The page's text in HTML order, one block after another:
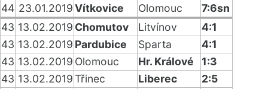
44 23.01.2019Vítkovice Olomouc
7:6sn
43 13.02.2019 Chomutov Litvínov
4:1
43 13.02.2019 Pardubice Sparta
4:1
43 13.02.2019 Olomouc Hr. Králové
1:3
43 13.02.2019Třinec Liberec
2:5